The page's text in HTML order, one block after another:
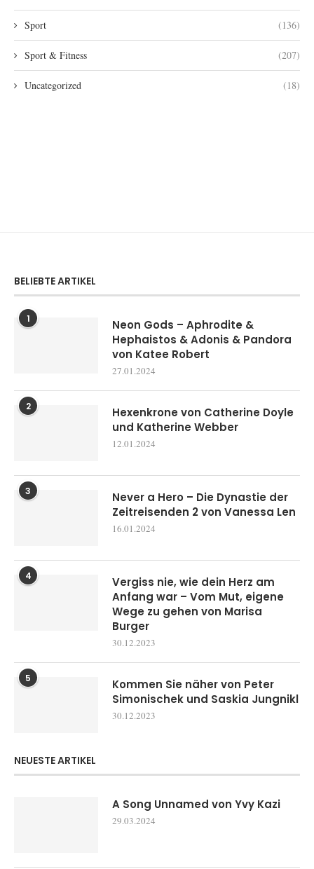
Sport (136)
Sport & Fitness (207)
Uncategorized (18)
BELIEBTE ARTIKEL
1
Neon Gods – Aphrodite &
Hephaistos & Adonis & Pandora
von Katee Robert
27.01.2024
2
Hexenkrone von Catherine Doyle
und Katherine Webber
12.01.2024
3
Never a Hero – Die Dynastie der
Zeitreisenden 2 von Vanessa Len
16.01.2024
4
Vergiss nie, wie dein Herz am
Anfang war – Vom Mut, eigene
Wege zu gehen von Marisa
Burger
30.12.2023
5
Kommen Sie näher von Peter
Simonischek und Saskia Jungnikl
30.12.2023
NEUESTE ARTIKEL
A Song Unnamed von Yvy Kazi
29.03.2024